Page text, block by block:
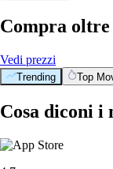
Compra
Vedi prezzi
Trending Top
Cosa diconi i